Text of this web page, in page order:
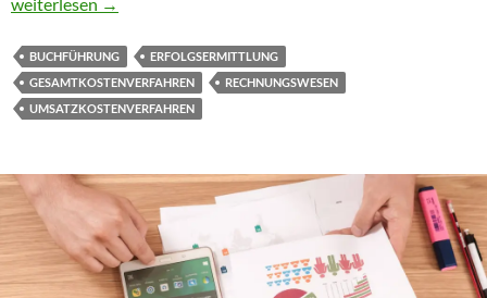
BUCHFÜHRUNG
ERFOLGSERMITTLUNG
GESAMTKOSTENVERFAHREN
RECHNUNGSWESEN
UMSATZKOSTENVERFAHREN